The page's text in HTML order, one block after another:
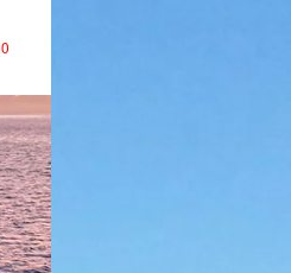
0